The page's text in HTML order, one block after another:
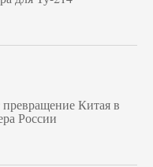
превращение Китая в
России